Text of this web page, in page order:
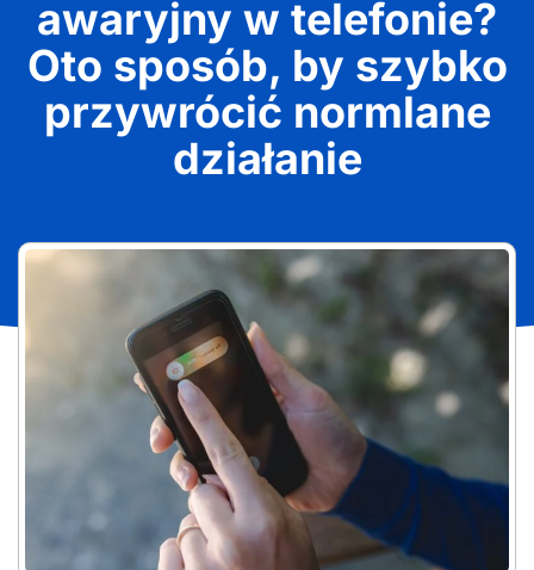
awaryjny w telefonie?
Oto sposób, by szybko
przywrócić normlane
działanie